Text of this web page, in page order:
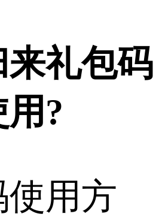
礼包码
?
使用方